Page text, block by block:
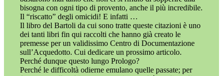
bisogna con ogni tipo di provento, anche il più incredibile.
Il “riscatto” degli omicidi! E infatti …
Il libro del Bartoli da cui sono tratte queste citazioni è uno
dei tanti libri fin qui raccolti che hanno già creato le
premesse per un validissimo Centro di Documentazione
sull’Acquedotto. Cui dedicare un prossimo articolo.
Perché dunque questo lungo Prologo?
Perché le difficoltà odierne emulano quelle passate; per